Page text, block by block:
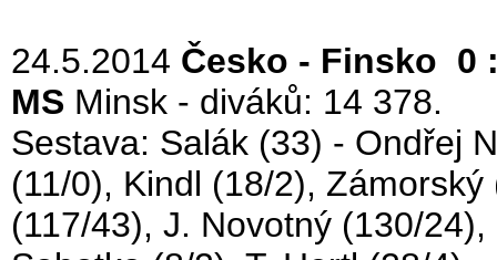
24.5.2014 Česko - Finsko 0
MS Minsk - diváků: 14 378.
Sestava: Salák (33) - Ondřej
(11/0), Kindl (18/2),
(117/43), J. Novotný (130/